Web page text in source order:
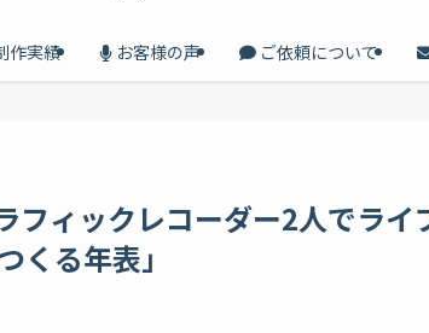
作実績 お客様の声 ご依頼について
フィックレコーダー2人でライ
くる年表」